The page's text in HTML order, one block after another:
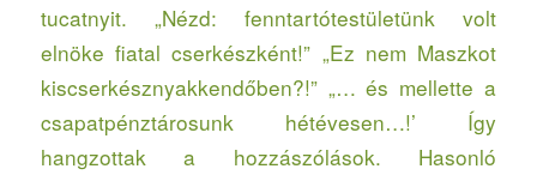
tucatnyit. „Nézd: fenntartótestületünk volt
elnöke fiatal cserkészként!” „Ez nem Maszkot
kiscserkésznyakkendőben?!” „… és mellette a
csapatpénztárosunk hétévesen…!’ Így
hangzottak a hozzászólások. Hasonló